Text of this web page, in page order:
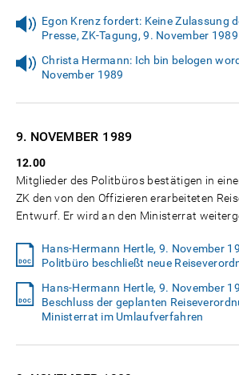
Egon Krenz fordert: Keine Zulassung
Presse, ZK-Tagung, 9. November 1989
Christa Hermann: Ich bin belogen
November 1989
9. NOVEMBER 1989
12.00
Mitglieder des Politbüros bestätigen in
ZK den von den Offizieren erarbeiteten
Entwurf. Er wird an den Ministerrat
Hans-Hermann Hertle, 9. November
Politbüro beschließt neue
Hans-Hermann Hertle, 9. November
Beschluss der geplanten
Ministerrat im Umlaufverfahren